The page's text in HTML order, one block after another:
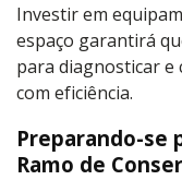
Investir em
espaço garantirá
para diagnosticar
com eficiência.
Preparando-se
Ramo de